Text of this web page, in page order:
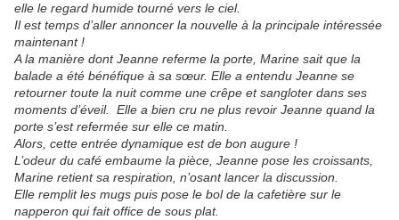
elle le regard humide tourné vers le ciel.
Il est temps d’aller annoncer la nouvelle à la principale intéressée
maintenant !
A la manière dont Jeanne referme la porte, Marine sait que la
balade a été bénéfique à sa sœur. Elle a entendu Jeanne se
retourner toute la nuit comme une crêpe et sangloter dans ses
moments d’éveil. Elle a bien cru ne plus revoir Jeanne quand la
porte s’est refermée sur elle ce matin.
Alors, cette entrée dynamique est de bon augure !
L’odeur du café embaume la pièce, Jeanne pose les croissants,
Marine retient sa respiration, n’osant lancer la discussion.
Elle remplit les mugs puis pose le bol de la cafetière sur le
napperon qui fait office de sous plat.